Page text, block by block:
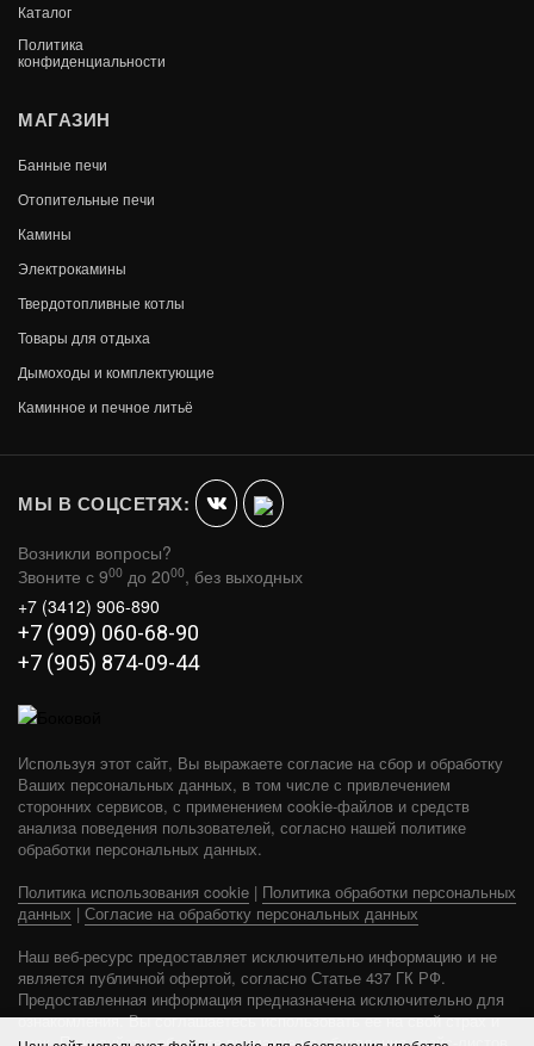
ТОПКА INVICTA 800 ГРАНД ВИЗЬОН
ТОПКА INVICTA 700 ГРАНД ВИЗЬОН С
ЗАСЛОНКОЙ
182 400 В КОРЗИНУ
Каталог
Политика
конфиденциальности
МАГАЗИН
Банные печи
Отопительные печи
Камины
Электрокамины
Твердотопливные котлы
Товары для отдыха
Дымоходы и комплектующие
Каминное и печное литьё
МЫ В СОЦСЕТЯХ:
Возникли вопросы?
Звоните с 900 до 2000, без выходных
+7 (3412) 906-890
+7 (909) 060-68-90
+7 (905) 874-09-44
Используя этот сайт, Вы выражаете согласие на сбор и обработку
Ваших персональных данных, в том числе с привлечением
сторонних сервисов, с применением cookie-файлов и средств
анализа поведения пользователей, согласно нашей политике
обработки персональных данных.
Политика использования cookie | Политика обработки персональных
данных | Согласие на обработку персональных данных
Наш веб-ресурс предоставляет исключительно информацию и не
является публичной офертой, согласно Статье 437 ГК РФ.
Предоставленная информация предназначена исключительно для
ознакомления. Вы соглашаетесь использовать ее на свой страх и